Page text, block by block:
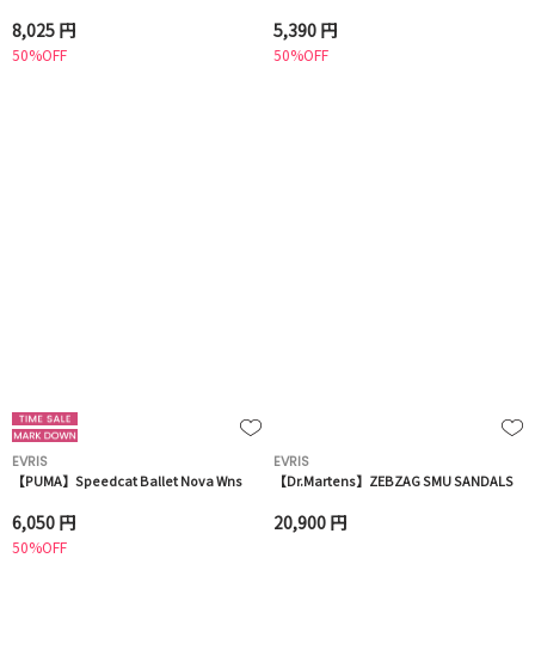
8,025 円
50%OFF
5,390 円
50%OFF
EVRIS
【PUMA】Speedcat Ballet Nova Wns
6,050 円
50%OFF
EVRIS
【Dr.Martens】ZEBZAG SMU SANDALS
20,900 円